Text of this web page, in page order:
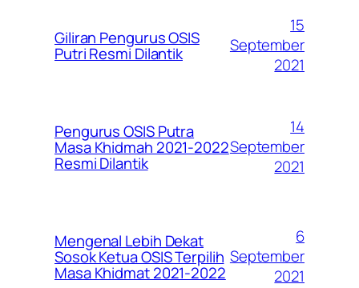
Giliran Pengurus OSIS
Putri Resmi Dilantik
15
September
2021
Pengurus OSIS Putra
Masa Khidmah 2021-2022
Resmi Dilantik
14
September
2021
Mengenal Lebih Dekat
Sosok Ketua OSIS Terpilih
Masa Khidmat 2021-2022
6
September
2021